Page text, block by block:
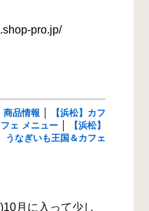
pro.jp/
品情報
【浜松】カフ
ェ メニュー
【浜松】
うなぎいも王国＆カフェ
月に入って少し